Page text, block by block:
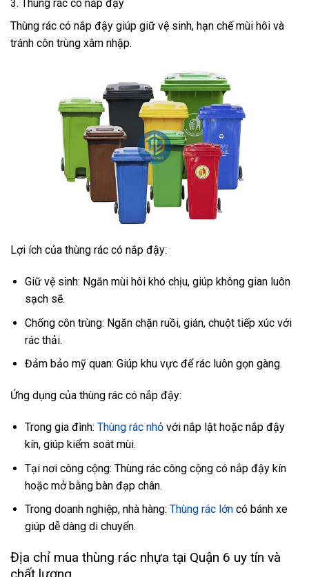
3. Thùng rác có nắp đậy
Thùng rác có nắp đậy giúp giữ vệ sinh, hạn chế mùi hôi và
tránh côn trùng xâm nhập.
Lợi ích của thùng rác có nắp đậy:
Giữ vệ sinh: Ngăn mùi hôi khó chịu, giúp không gian luôn
sạch sẽ.
Chống côn trùng: Ngăn chặn ruồi, gián, chuột tiếp xúc với
rác thải.
Đảm bảo mỹ quan: Giúp khu vực để rác luôn gọn gàng.
Ứng dụng của thùng rác có nắp đậy:
Trong gia đình: Thùng rác nhỏvới nắp lật hoặc nắp đậy
kín, giúp kiểm soát mùi.
Tại nơi công cộng: Thùng rác công cộng có nắp đậy kín
hoặc mở bằng bàn đạp chân.
Trong doanh nghiệp, nhà hàng: Thùng rác lớncó bánh xe
giúp dễ dàng di chuyển.
Địa chỉ mua thùng rác nhựa tại Quận 6 uy tín và